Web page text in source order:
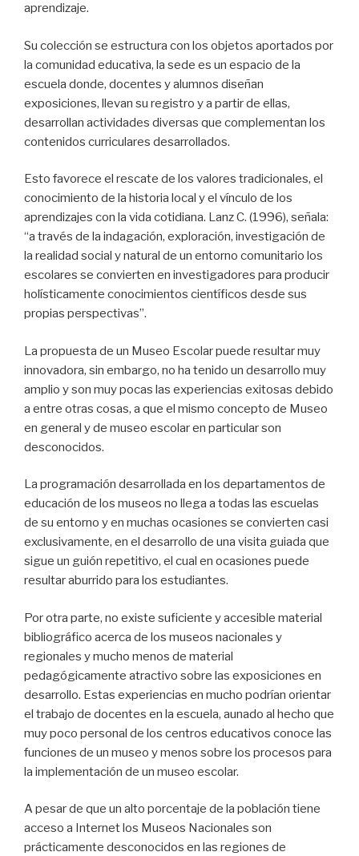
aprendizaje.
Su colección se estructura con los objetos aportados por
la comunidad educativa, la sede es un espacio de la
escuela donde, docentes y alumnos diseñan
exposiciones, llevan su registro y a partir de ellas,
desarrollan actividades diversas que complementan los
contenidos curriculares desarrollados.
Esto favorece el rescate de los valores tradicionales, el
conocimiento de la historia local y el vínculo de los
aprendizajes con la vida cotidiana. Lanz C. (1996), señala:
“a través de la indagación, exploración, investigación de
la realidad social y natural de un entorno comunitario los
escolares se convierten en investigadores para producir
holísticamente conocimientos científicos desde sus
propias perspectivas”.
La propuesta de un Museo Escolar puede resultar muy
innovadora, sin embargo, no ha tenido un desarrollo muy
amplio y son muy pocas las experiencias exitosas debido
a entre otras cosas, a que el mismo concepto de Museo
en general y de museo escolar en particular son
desconocidos.
La programación desarrollada en los departamentos de
educación de los museos no llega a todas las escuelas
de su entorno y en muchas ocasiones se convierten casi
exclusivamente, en el desarrollo de una visita guiada que
sigue un guión repetitivo, el cual en ocasiones puede
resultar aburrido para los estudiantes.
Por otra parte, no existe suficiente y accesible material
bibliográfico acerca de los museos nacionales y
regionales y mucho menos de material
pedagógicamente atractivo sobre las exposiciones en
desarrollo. Estas experiencias en mucho podrían orientar
el trabajo de docentes en la escuela, aunado al hecho que
muy poco personal de los centros educativos conoce las
funciones de un museo y menos sobre los procesos para
la implementación de un museo escolar.
A pesar de que un alto porcentaje de la población tiene
acceso a Internet los Museos Nacionales son
prácticamente desconocidos en las regiones de